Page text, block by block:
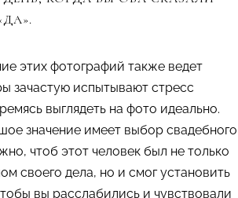
этих фотографий также ведет
зачастую испытывают стресс
выглядеть на фото идеально.
значение имеет выбор свадебного
чтоб этот человек был не только
своего дела, но и смог установить
вы расслабились и чувствовали